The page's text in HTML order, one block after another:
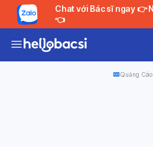
Chat với Bác sĩ ngay 👉 Nhận tư vấn MIỄN PHÍ
👈
Quảng Cáo